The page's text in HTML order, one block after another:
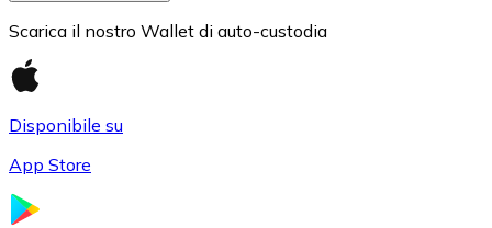
Scarica il nostro Wallet di auto-custodia
Disponibile su
App Store